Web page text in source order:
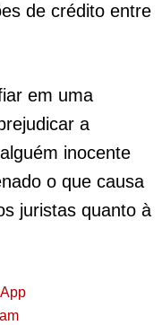
de crédito entre
em uma
a
inocente
o que causa
juristas quanto à